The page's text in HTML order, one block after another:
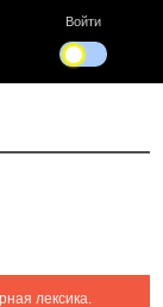
Войти
лексика.